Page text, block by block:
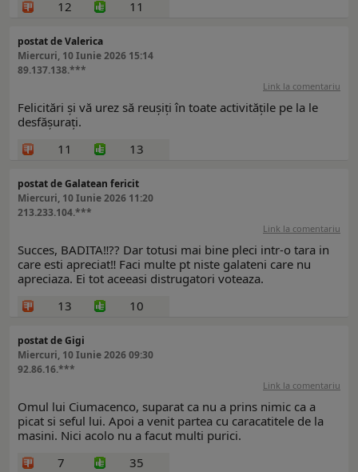
12 11
postat de Valerica
Miercuri, 10 Iunie 2026 15:14
89.137.138.***
Link la comentariu
Felicitări și vă urez să reușiți în toate activitățile pe la le
desfășurați.
11
13
postat de Galatean fericit
Miercuri, 10 Iunie 2026 11:20
213.233.104.***
Link la comentariu
Succes, BADITA‼️?? Dar totusi mai bine pleci intr-o tara in
care esti apreciat‼️ Faci multe pt niste galateni care nu
apreciaza. Ei tot aceeasi distrugatori voteaza.
13
10
postat de Gigi
Miercuri, 10 Iunie 2026 09:30
92.86.16.***
Link la comentariu
Omul lui Ciumacenco, suparat ca nu a prins nimic ca a
picat si seful lui. Apoi a venit partea cu caracatitele de la
masini. Nici acolo nu a facut multi purici.
7
35